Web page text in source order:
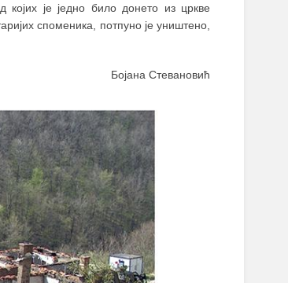
је једно било донето из цркве
споменика, потпуно је уништено,
Бојана Стевановић